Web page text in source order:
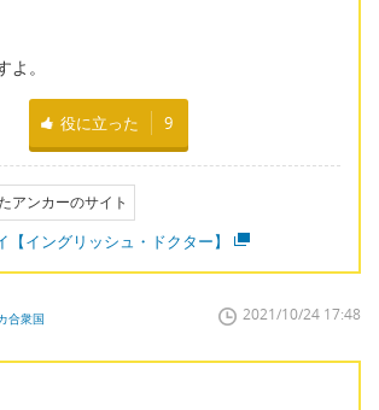
。
役に立った 9
アンカーのサイト
【イングリッシュ・ドクター】
合衆国 2021/10/24 17:48